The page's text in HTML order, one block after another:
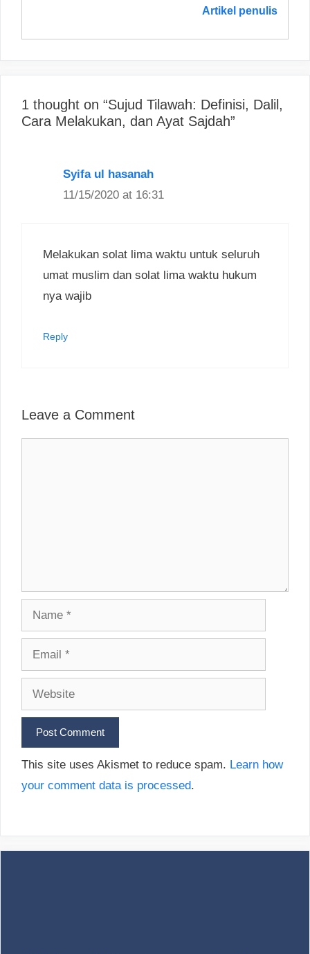
Artikel penulis
1 thought on “Sujud Tilawah: Definisi, Dalil,
Cara Melakukan, dan Ayat Sajdah”
Syifa ul hasanah
11/15/2020 at 16:31
Melakukan solat lima waktu untuk seluruh
umat muslim dan solat lima waktu hukum
nya wajib
Reply
Leave a Comment
Name
Email
Website
This site uses Akismet to reduce spam. Learn how
your comment data is processed.